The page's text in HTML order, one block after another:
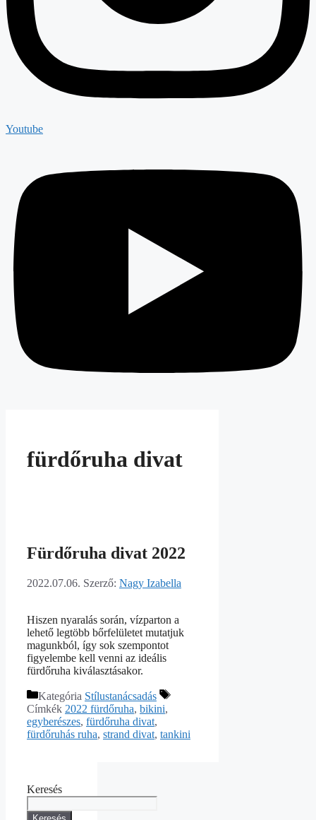
Youtube
fürdőruha divat
Fürdőruha divat 2022
2022.07.06. Szerző: Nagy Izabella
Hiszen nyaralás során, vízparton a
lehető legtöbb bőrfelületet mutatjuk
magunkból, így sok szempontot
figyelembe kell venni az ideális
fürdőruha kiválasztásakor.
Kategória Stílustanácsadás
Címkék 2022 fürdőruha, bikini,
egyberészes, fürdőruha divat,
fürdőruhás ruha, strand divat, tankini
Keresés